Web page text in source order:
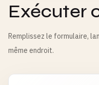
Exécuter
Remplissez le formulaire,
même endroit.